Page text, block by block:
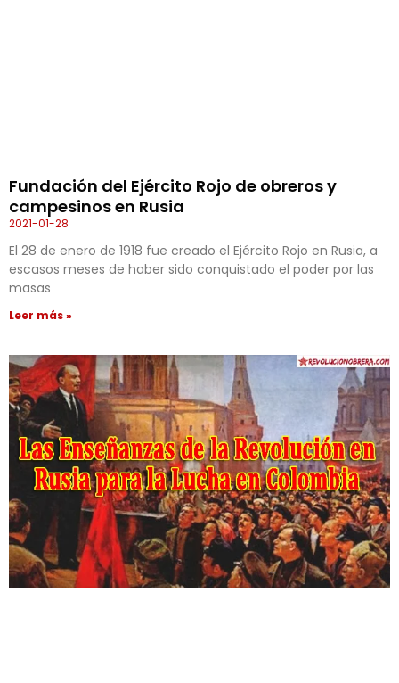
Fundación del Ejército Rojo de obreros y
campesinos en Rusia
2021-01-28
El 28 de enero de 1918 fue creado el Ejército Rojo en Rusia, a
escasos meses de haber sido conquistado el poder por las
masas
Leer más »